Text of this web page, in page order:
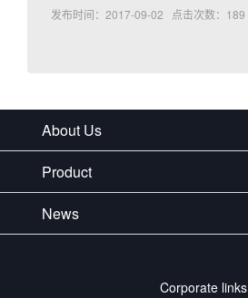
发布时间：2017-09-02 点击次数：189
About Us
Product
News
Corporate links